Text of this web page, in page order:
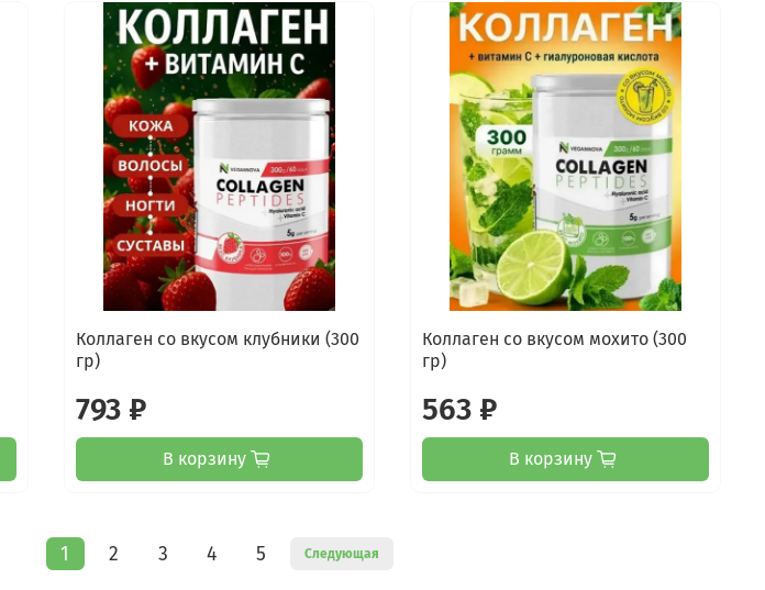
Коллаген со вкусом клубники (300
гр)
793 ₽
В корзину
Коллаген со вкусом мохито (300
гр)
563 ₽
В корзину
1 2 3 4 5 Следующая